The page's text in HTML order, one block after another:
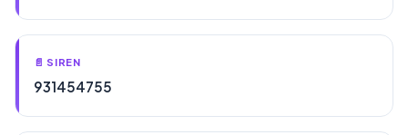
📄 SIREN
931454755